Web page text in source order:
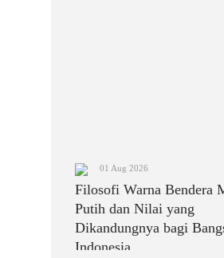
01 Aug 2026
Filosofi Warna Bendera
Putih dan Nilai yang
Dikandungnya bagi
Indonesia